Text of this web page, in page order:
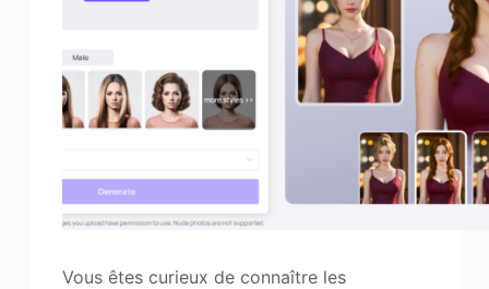
Vous êtes curieux de connaître les